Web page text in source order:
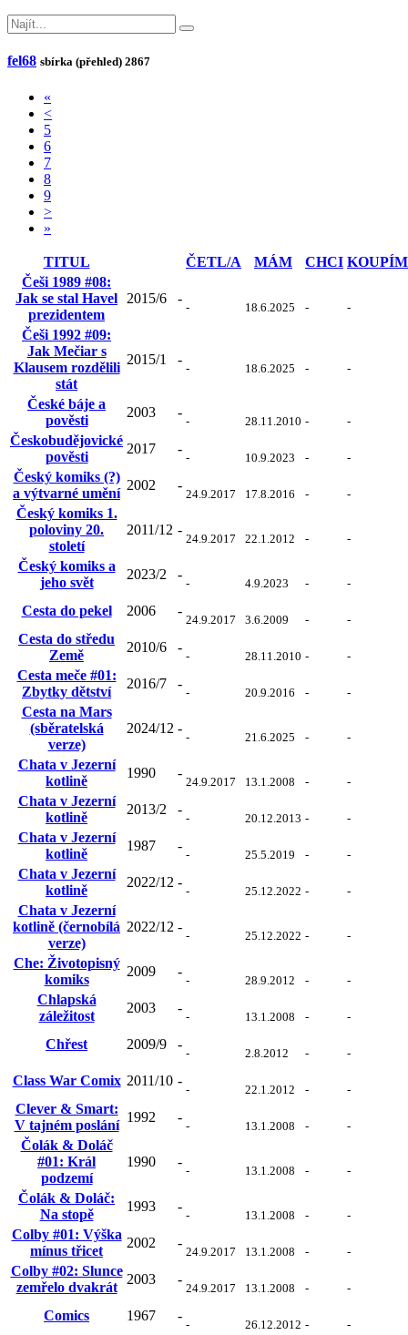
fel68 sbírka (přehled) 2867
«
<
5
6
7
8
9
>
»
TITUL ČETL/A MÁM CHCI KOUPÍM
Češi 1989 #08:
Jak se stal Havel
prezidentem
2015/6 -
- 18.6.2025 - -
Češi 1992 #09:
Jak Mečiar s
Klausem rozdělili
stát
2015/1 -
- 18.6.2025 - -
České báje a
pověsti
2003 -
- 28.11.2010 - -
Českobudějovické
pověsti
2017 -
- 10.9.2023 - -
Český komiks (?)
a výtvarné umění
2002 -
24.9.2017 17.8.2016 - -
Český komiks 1.
poloviny 20.
století
2011/12 -
24.9.2017 22.1.2012 - -
Český komiks a
jeho svět
2023/2 -
- 4.9.2023 - -
Cesta do pekel 2006 -
24.9.2017 3.6.2009 - -
Cesta do středu
Země
2010/6 -
- 28.11.2010 - -
Cesta meče #01:
Zbytky dětství
2016/7 -
- 20.9.2016 - -
Cesta na Mars
(sběratelská
verze)
2024/12 -
- 21.6.2025 - -
Chata v Jezerní
kotlině
1990 -
24.9.2017 13.1.2008 - -
Chata v Jezerní
kotlině
2013/2 -
- 20.12.2013 - -
Chata v Jezerní
kotlině
1987 -
- 25.5.2019 - -
Chata v Jezerní
kotlině
2022/12 -
- 25.12.2022 - -
Chata v Jezerní
kotlině (černobílá
verze)
2022/12 -
- 25.12.2022 - -
Che: Životopisný
komiks
2009 -
- 28.9.2012 - -
Chlapská
záležitost
2003 -
- 13.1.2008 - -
Chřest 2009/9 -
- 2.8.2012 - -
Class War Comix 2011/10 -
- 22.1.2012 - -
Clever & Smart:
V tajném poslání
1992 -
- 13.1.2008 - -
Čolák & Doláč
#01: Král
podzemí
1990 -
- 13.1.2008 - -
Čolák & Doláč:
Na stopě
1993 -
- 13.1.2008 - -
Colby #01: Výška
mínus třicet
2002 -
24.9.2017 13.1.2008 - -
Colby #02: Slunce
zemřelo dvakrát
2003 -
24.9.2017 13.1.2008 - -
Comics 1967 -
- 26.12.2012 - -